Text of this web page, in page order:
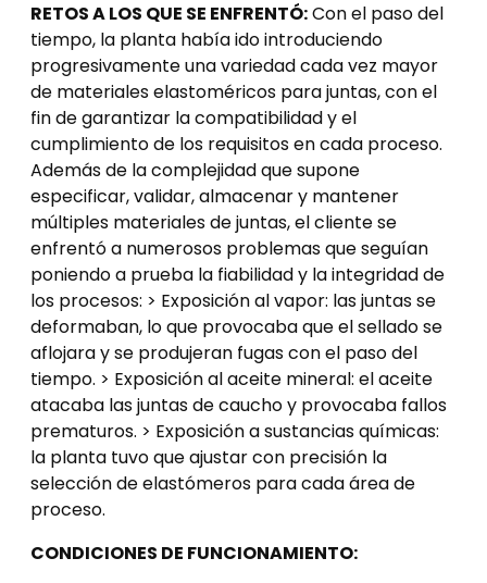
RETOS A LOS QUE SE ENFRENTÓ:Con el paso del
tiempo, la planta había ido introduciendo
progresivamente una variedad cada vez mayor
de materiales elastoméricos para juntas, con el
fin de garantizar la compatibilidad y el
cumplimiento de los requisitos en cada proceso.
Además de la complejidad que supone
especificar, validar, almacenar y mantener
múltiples materiales de juntas, el cliente se
enfrentó a numerosos problemas que seguían
poniendo a prueba la fiabilidad y la integridad de
los procesos: > Exposición al vapor: las juntas se
deformaban, lo que provocaba que el sellado se
aflojara y se produjeran fugas con el paso del
tiempo. > Exposición al aceite mineral: el aceite
atacaba las juntas de caucho y provocaba fallos
prematuros. > Exposición a sustancias químicas:
la planta tuvo que ajustar con precisión la
selección de elastómeros para cada área de
proceso.
CONDICIONES DE FUNCIONAMIENTO: